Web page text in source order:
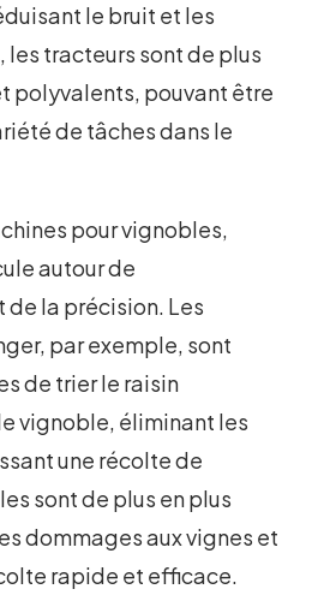
le bruit et les
les tracteurs sont de plus
polyvalents, pouvant être
de tâches dans le
pour vignobles,
autour de
la précision. Les
par exemple, sont
de trier le raisin
vignoble, éliminant les
une récolte de
sont de plus en plus
dommages aux vignes et
rapide et efficace.